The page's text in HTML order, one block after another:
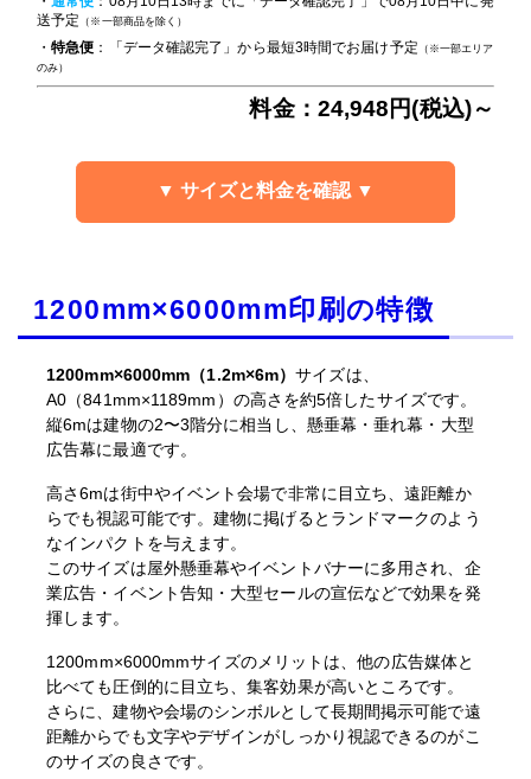
送予定 （※一部商品を除く）
・特急便 ：「データ確認完了」から最短3時間でお届け予定 （※一部エリア
のみ）
料金：24,948円(税込)～
▼ サイズと料金を確認 ▼
1200mm×6000mm印刷の特徴
1200mm×6000mm（1.2m×6m）サイズは、
A0（841mm×1189mm）の高さを約5倍したサイズです。
縦6mは建物の2〜3階分に相当し、懸垂幕・垂れ幕・大型
広告幕に最適です。
高さ6mは街中やイベント会場で非常に目立ち、遠距離か
らでも視認可能です。建物に掲げるとランドマークのよう
なインパクトを与えます。
このサイズは屋外懸垂幕やイベントバナーに多用され、企
業広告・イベント告知・大型セールの宣伝などで効果を発
揮します。
1200mm×6000mmサイズのメリットは、他の広告媒体と
比べても圧倒的に目立ち、集客効果が高いところです。
さらに、建物や会場のシンボルとして長期間掲示可能で遠
距離からでも文字やデザインがしっかり視認できるのがこ
のサイズの良さです。